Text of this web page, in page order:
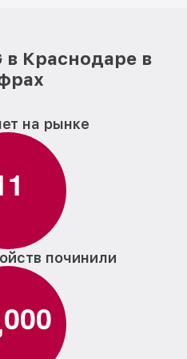
в Краснодаре в
на рынке
1
починили
000